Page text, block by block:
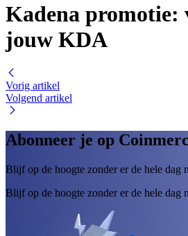
Kadena promotie:
jouw KDA
Vorig artikel
Volgend artikel
Abonneer je op
Blijf op de hoogte zonder er de hele dag
Blijf op de hoogte zonder er de hele dag